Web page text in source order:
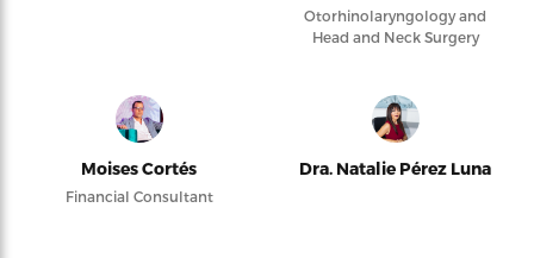
Otorhinolaryngology and
Head and Neck Surgery
Moises Cortés
Financial Consultant
Dra. Natalie Pérez Luna